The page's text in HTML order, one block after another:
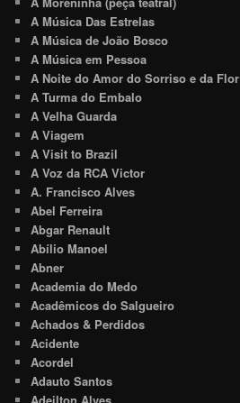
A Música Das Estrelas
A Música de João Bosco
A Música em Pessoa
A Noite do Amor do Sorriso e da Flor
A Turma do Embalo
A Velha Guarda
A Viagem
A Visit to Brazil
A Voz da RCA Victor
A. Francisco Alves
Abel Ferreira
Abgar Renault
Abílio Manoel
Abner
Academia do Medo
Acadêmicos do Salgueiro
Achados & Perdidos
Acidente
Acordel
Adauto Santos